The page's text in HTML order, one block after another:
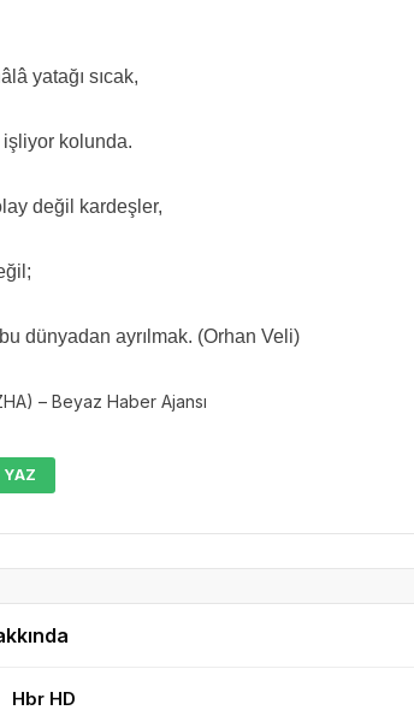
yatağı sıcak,
kolunda.
değil kardeşler,
dünyadan ayrılmak. (Orhan Veli)
– Beyaz Haber Ajansı
YAZ
Hbr HD